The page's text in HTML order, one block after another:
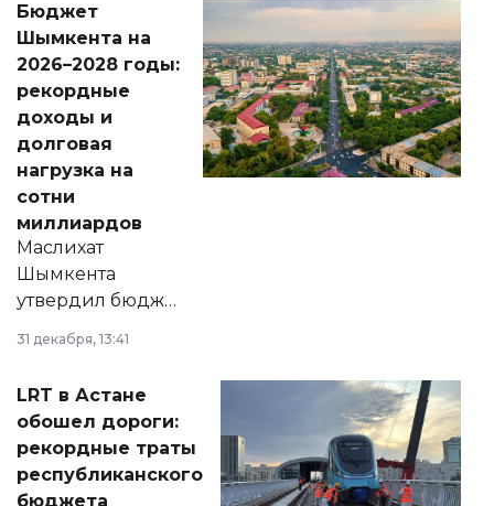
народу
Венесуэлы.
Бюджет
Шымкента на
2026–2028 годы:
рекордные
доходы и
долговая
нагрузка на
сотни
миллиардов
Маслихат
Шымкента
утвердил бюджет
города на 2026–
2028 годы.
документ
появился в базе
нормативных
правовых актов и
31 декабря, 13:41
LRT в Астане
обошел дороги:
рекордные траты
республиканского
бюджета